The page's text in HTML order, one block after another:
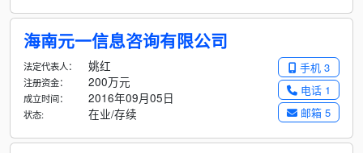
海南元一信息咨询有限公司
手机 3
电话 1
邮箱 5
法定代表人： 姚红
注册资金： 200万元
成立时间： 2016年09月05日
状态: 在业/存续